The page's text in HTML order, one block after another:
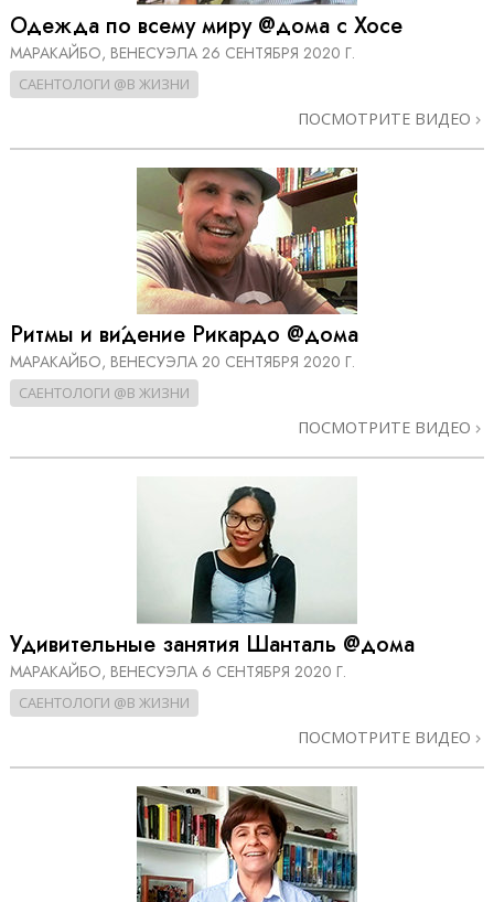
Одежда по всему миру @дома с Хосе
МАРАКАЙБО, ВЕНЕСУЭЛА 26 СЕНТЯБРЯ 2020 Г.
САЕНТОЛОГИ @В ЖИЗНИ
ПОСМОТРИТЕ ВИДЕО
Ритмы и ви́дение Рикардо @дома
МАРАКАЙБО, ВЕНЕСУЭЛА 20 СЕНТЯБРЯ 2020 Г.
САЕНТОЛОГИ @В ЖИЗНИ
ПОСМОТРИТЕ ВИДЕО
Удивительные занятия Шанталь @дома
МАРАКАЙБО, ВЕНЕСУЭЛА 6 СЕНТЯБРЯ 2020 Г.
САЕНТОЛОГИ @В ЖИЗНИ
ПОСМОТРИТЕ ВИДЕО